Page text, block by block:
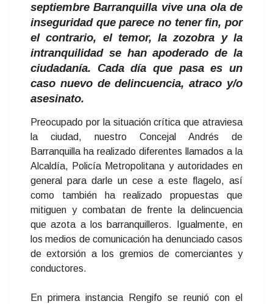
septiembre Barranquilla vive una ola de
inseguridad que parece no tener fin, por
el contrario, el temor, la zozobra y la
intranquilidad se han apoderado de la
ciudadanía. Cada día que pasa es un
caso nuevo de delincuencia, atraco y/o
asesinato.
Preocupado por la situación crítica que atraviesa
la ciudad, nuestro Concejal Andrés de
Barranquilla ha realizado diferentes llamados a la
Alcaldía, Policía Metropolitana y autoridades en
general para darle un cese a este flagelo, así
como también ha realizado propuestas que
mitiguen y combatan de frente la delincuencia
que azota a los barranquilleros. Igualmente, en
los medios de comunicación ha denunciado casos
de extorsión a los gremios de comerciantes y
conductores.
En primera instancia Rengifo se reunió con el